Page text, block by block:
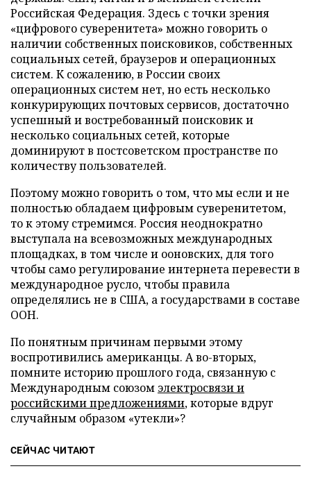
Российская Федерация. Здесь с точки зрения
«цифрового суверенитета» можно говорить о
наличии собственных поисковиков, собственных
социальных сетей, браузеров и операционных
систем. К сожалению, в России своих
операционных систем нет, но есть несколько
конкурирующих почтовых сервисов, достаточно
успешный и востребованный поисковик и
несколько социальных сетей, которые
доминируют в постсоветском пространстве по
количеству пользователей.
Поэтому можно говорить о том, что мы если и не
полностью обладаем цифровым суверенитетом,
то к этому стремимся. Россия неоднократно
выступала на всевозможных международных
площадках, в том числе и ооновских, для того
чтобы само регулирование интернета перевести в
международное русло, чтобы правила
определялись не в США, а государствами в составе
ООН.
По понятным причинам первыми этому
воспротивились американцы. А во-вторых,
помните историю прошлого года, связанную с
Международным союзом электросвязи и
российскими предложениями, которые вдруг
случайным образом «утекли»?
СЕЙЧАС ЧИТАЮТ